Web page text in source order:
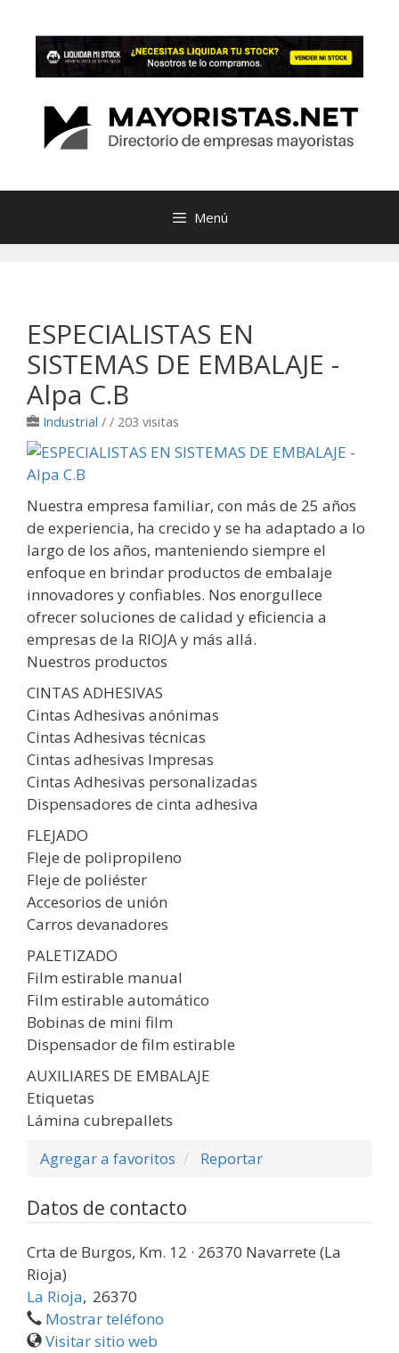
contenido
Menú
ESPECIALISTAS EN
SISTEMAS DE EMBALAJE -
Alpa C.B
Industrial / / 203 visitas
Nuestra empresa familiar, con más de 25 años
de experiencia, ha crecido y se ha adaptado a lo
largo de los años, manteniendo siempre el
enfoque en brindar productos de embalaje
innovadores y confiables. Nos enorgullece
ofrecer soluciones de calidad y eficiencia a
empresas de la RIOJA y más allá.
Nuestros productos
CINTAS ADHESIVAS
Cintas Adhesivas anónimas
Cintas Adhesivas técnicas
Cintas adhesivas Impresas
Cintas Adhesivas personalizadas
Dispensadores de cinta adhesiva
FLEJADO
Fleje de polipropileno
Fleje de poliéster
Accesorios de unión
Carros devanadores
PALETIZADO
Film estirable manual
Film estirable automático
Bobinas de mini film
Dispensador de film estirable
AUXILIARES DE EMBALAJE
Etiquetas
Lámina cubrepallets
Agregar a favoritos
Reportar
Datos de contacto
Crta de Burgos, Km. 12 · 26370 Navarrete (La
Rioja)
La Rioja, 26370
Mostrar teléfono
Visitar sitio web